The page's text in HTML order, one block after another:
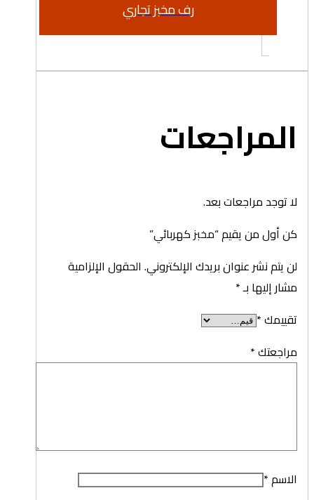
رف مخبز تجاري
المراجعات
لا توجد مراجعات بعد.
كن أول من يقيم “مخبز كهربائي”
لن يتم نشر عنوان بريدك الإلكتروني. الحقول الإلزامية
مشار إليها بـ*
تقييمك*
مراجعتك*
الاسم*